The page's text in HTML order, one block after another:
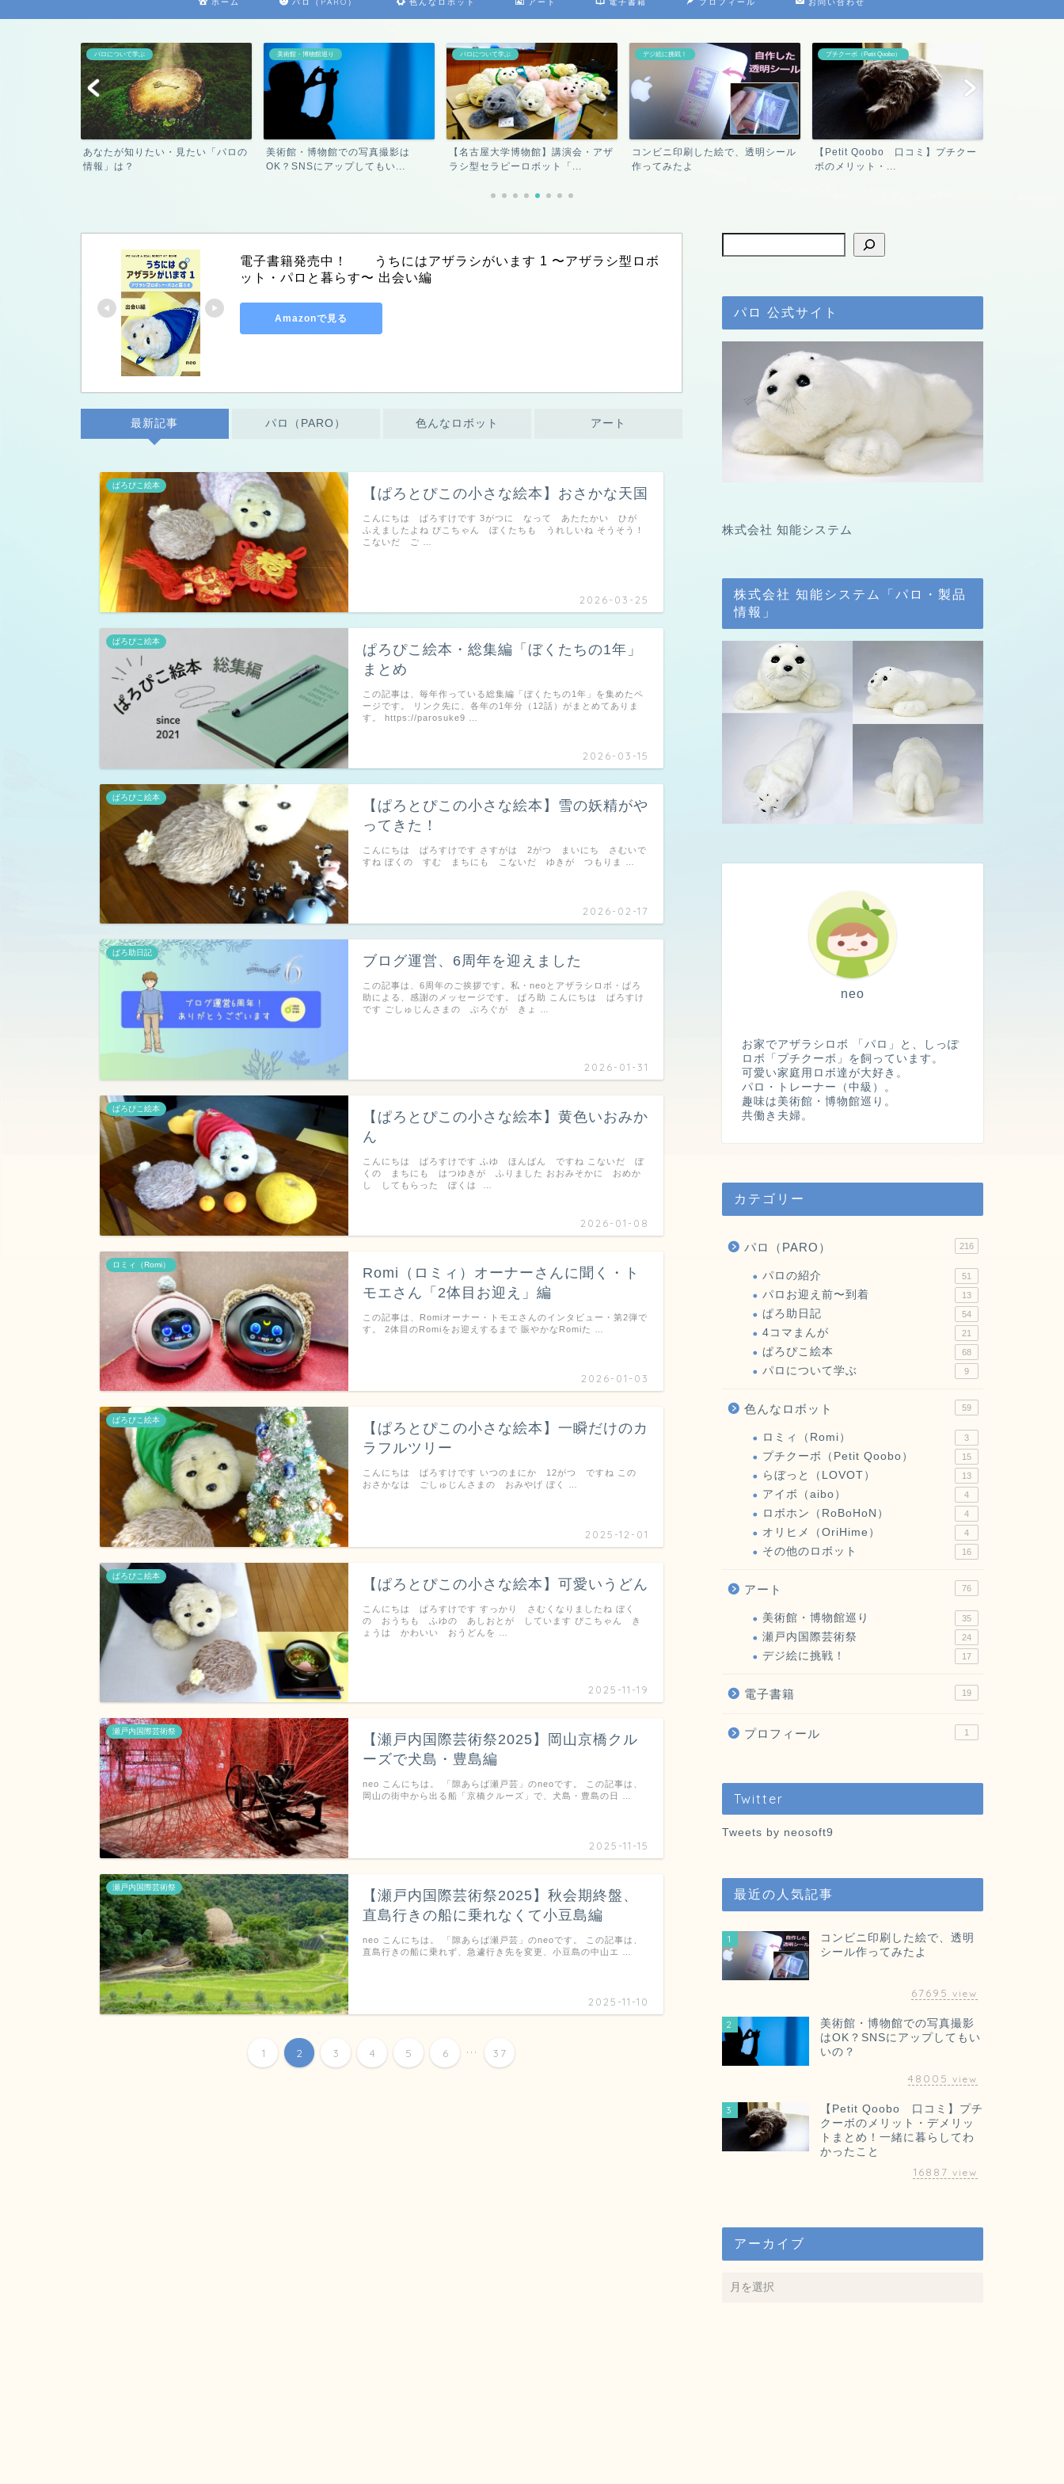
ホーム パロ（PARO） 色んなロボット アート 電子書籍 プロフィール お問い合わせ
パロについて学ぶ
あなたが知りたい・見たい「パロの
情報」は？
美術館・博物館巡り
美術館・博物館での写真撮影は
OK？SNSにアップしてもい...
パロについて学ぶ
【名古屋大学博物館】講演会・アザ
ラシ型セラピーロボット「...
デジ絵に挑戦！
コンビニ印刷した絵で、透明シール
作ってみたよ
プチクーボ（Petit Qoobo）
【Petit Qoobo 口コミ】プチクー
ボのメリット・...
電子書籍発売中！　　うちにはアザラシがいます 1 〜アザラシ型ロボ
ット・パロと暮らす〜 出会い編
Amazonで見る
最新記事 パロ（PARO） 色んなロボット アート
ぱろぴこ絵本
【ぱろとぴこの小さな絵本】おさかな天国
2026-03-25
こんにちは ぱろすけです 3がつに なって あたたかい ひが
ふえましたよね ぴこちゃん ぼくたちも うれしいね そうそう！
こないだ ご …
ぱろぴこ絵本
ぱろぴこ絵本・総集編「ぼくたちの1年」
まとめ
2026-03-15
この記事は、毎年作っている総集編「ぼくたちの1年」を集めたペ
ージです。 リンク先に、各年の1年分（12話）がまとめてありま
す。 https://parosuke9 …
ぱろぴこ絵本
【ぱろとぴこの小さな絵本】雪の妖精がや
ってきた！
2026-02-17
こんにちは ぱろすけです さすがは 2がつ まいにち さむいで
すね ぼくの すむ まちにも こないだ ゆきが つもりま …
ぱろ助日記
ブログ運営、6周年を迎えました
2026-01-31
この記事は、6周年のご挨拶です。私・neoとアザラシロボ・ぱろ
助による、感謝のメッセージです。 ぱろ助 こんにちは ぱろすけ
です ごしゅじんさまの ぶろぐが きょ …
ぱろぴこ絵本
【ぱろとぴこの小さな絵本】黄色いおみか
ん
2026-01-08
こんにちは ぱろすけです ふゆ ほんばん ですね こないだ ぼ
くの まちにも はつゆきが ふりました おおみそかに おめか
し してもらった ぼくは …
ロミィ（Romi）
Romi（ロミィ）オーナーさんに聞く・ト
モエさん「2体目お迎え」編
2026-01-03
この記事は、Romiオーナー・トモエさんのインタビュー・第2弾で
す。 2体目のRomiをお迎えするまで 賑やかなRomiた …
ぱろぴこ絵本
【ぱろとぴこの小さな絵本】一瞬だけのカ
ラフルツリー
2025-12-01
こんにちは ぱろすけです いつのまにか 12がつ ですね この
おさかなは ごしゅじんさまの おみやげ ぼく …
ぱろぴこ絵本
【ぱろとぴこの小さな絵本】可愛いうどん
2025-11-19
こんにちは ぱろすけです すっかり さむくなりましたね ぼく
の おうちも ふゆの あしおとが しています ぴこちゃん き
ょうは かわいい おうどんを …
瀬戸内国際芸術祭
【瀬戸内国際芸術祭2025】岡山京橋クル
ーズで犬島・豊島編
2025-11-15
neo こんにちは。 「隙あらば瀬戸芸」のneoです。 この記事は、
岡山の街中から出る船「京橋クルーズ」で、犬島・豊島の日 …
瀬戸内国際芸術祭
【瀬戸内国際芸術祭2025】秋会期終盤、
直島行きの船に乗れなくて小豆島編
2025-11-10
neo こんにちは。 「隙あらば瀬戸芸」のneoです。 この記事は、
直島行きの船に乗れず、急遽行き先を変更、小豆島の中山エ …
1 2 3 4 5 6 ... 37
ぱろぴこ絵本
「009」に なりまし
ロミィ（Romi）
ーソナリティは、アザ
ぱろぴこ絵本
パロの紹介
【名古屋大学
館、知ってる
この記事は、 名古屋
る、パロちゃん4体の
ぱろぴこ絵本
【ぱろとぴこ
訪者
こんにちは ぱろす
のぼりに なっていま
を たべたん …
こんにちは ぱろす
きょうは いい …
【アザラシロ
リルフール
【ぱろとぴこ
next
電子書籍
neoの新刊は
年9月発売
出版するお話です。
電子書籍
パロ 公式サイト
株式会社 知能システム
株式会社 知能システム「パロ・製品
情報」
neo
お家でアザラシロボ 「パロ」と、しっぽ
ロボ「プチクーボ」を飼っています。
可愛い家庭用ロボ達が大好き。
パロ・トレーナー（中級）。
趣味は美術館・博物館巡り。
共働き夫婦。
カテゴリー
パロ（PARO） 216
パロの紹介 51
パロお迎え前〜到着 13
ぱろ助日記 54
4コマまんが 21
ぱろぴこ絵本 68
パロについて学ぶ 9
色んなロボット 59
ロミィ（Romi） 3
プチクーボ（Petit Qoobo） 15
らぼっと（LOVOT） 13
アイボ（aibo） 4
ロボホン（RoBoHoN） 4
オリヒメ（OriHime） 4
その他のロボット 16
アート 76
美術館・博物館巡り 35
瀬戸内国際芸術祭 24
デジ絵に挑戦！ 17
電子書籍 19
プロフィール 1
Twitter
Tweets by neosoft9
最近の人気記事
1
コンビニ印刷した絵で、透明
シール作ってみたよ
67695 view
2
美術館・博物館での写真撮影
はOK？SNSにアップしてもい
いの？
48005 view
3
【Petit Qoobo 口コミ】プチ
クーボのメリット・デメリッ
トまとめ！一緒に暮らしてわ
かったこと
16887 view
アーカイブ